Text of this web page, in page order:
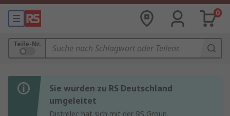
0
Teile-Nr.
Sie wurden zu RS Deutschland
umgeleitet
Distrelec hat sich mit der RS Group